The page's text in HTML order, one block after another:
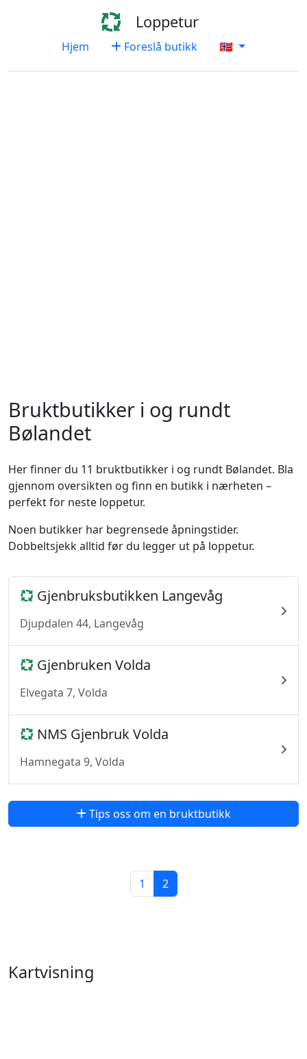
Loppetur
Hjem Foreslå butikk 🇳🇴
Bruktbutikker i og rundt
Bølandet
Her finner du 11 bruktbutikker i og rundt Bølandet. Bla
gjennom oversikten og finn en butikk i nærheten –
perfekt for neste loppetur.
Noen butikker har begrensede åpningstider.
Dobbeltsjekk alltid før du legger ut på loppetur.
Gjenbruksbutikken Langevåg
Djupdalen 44, Langevåg
Gjenbruken Volda
Elvegata 7, Volda
NMS Gjenbruk Volda
Hamnegata 9, Volda
Tips oss om en bruktbutikk
1 2
Kartvisning